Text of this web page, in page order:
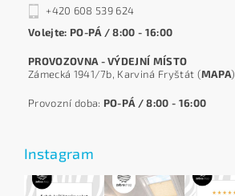
+420 608 539 624
Volejte: PO-PÁ / 8:00 - 16:00
PROVOZOVNA - VÝDEJNÍ MÍSTO
Zámecká 1941/7b, Karviná Fryštát (MAPA)
Provozní doba: PO-PÁ / 8:00 - 16:00
Instagram